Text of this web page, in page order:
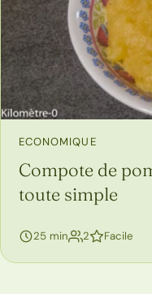
ECONOMIQUE
Compote de
toute simple
25 min 2personnes
Facile